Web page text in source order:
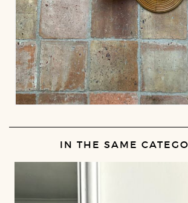
IN THE SAME